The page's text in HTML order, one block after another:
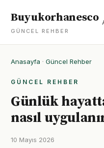
Buyukorhanesco
GÜNCEL REHBER
Anasayfa · Güncel Rehber
GÜNCEL REHBER
Günlük
nasıl
10 Mayıs 2026